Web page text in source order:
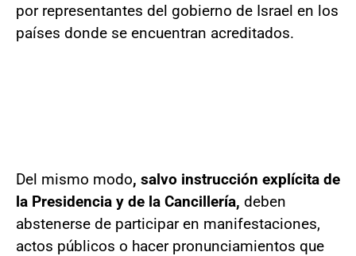
por representantes del gobierno de Israel en los
países donde se encuentran acreditados.
Del mismo modo, salvo instrucción explícita de
la Presidencia y de la Cancillería, deben
abstenerse de participar en manifestaciones,
actos públicos o hacer pronunciamientos que